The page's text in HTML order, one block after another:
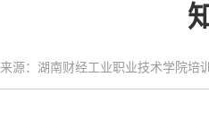
来源：湖南财经工业职业技术学院培